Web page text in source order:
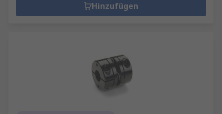
Hinzufügen